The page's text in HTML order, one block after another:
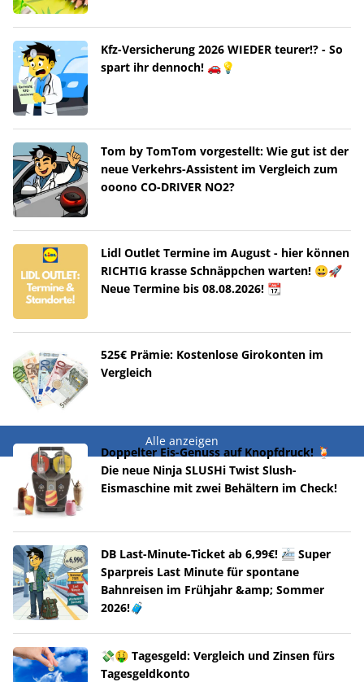
Kfz-Versicherung 2026 WIEDER teurer!? - So
spart ihr dennoch! 🚗💡
Tom by TomTom vorgestellt: Wie gut ist der
neue Verkehrs-Assistent im Vergleich zum
ooono CO-DRIVER NO2?
Lidl Outlet Termine im August - hier können
RICHTIG krasse Schnäppchen warten! 😀🚀
Neue Termine bis 08.08.2026! 📆
525€ Prämie: Kostenlose Girokonten im
Vergleich
Alle anzeigen
Doppelter Eis-Genuss auf Knopfdruck! 🍹
Die neue Ninja SLUSHi Twist Slush-
Eismaschine mit zwei Behältern im Check!
DB Last-Minute-Ticket ab 6,99€! 🚈 Super
Sparpreis Last Minute für spontane
Bahnreisen im Frühjahr &amp; Sommer
2026!🧳
💸🤑 Tagesgeld: Vergleich und Zinsen fürs
Tagesgeldkonto